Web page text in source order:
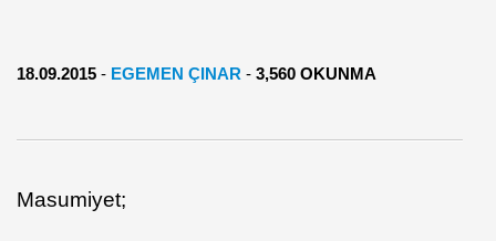
18.09.2015 - EGEMEN ÇINAR - 3,560 OKUNMA
Masumiyet;